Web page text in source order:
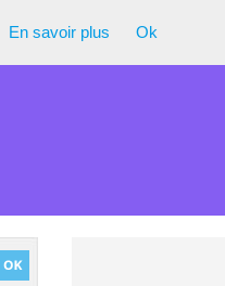
En savoir plus Ok